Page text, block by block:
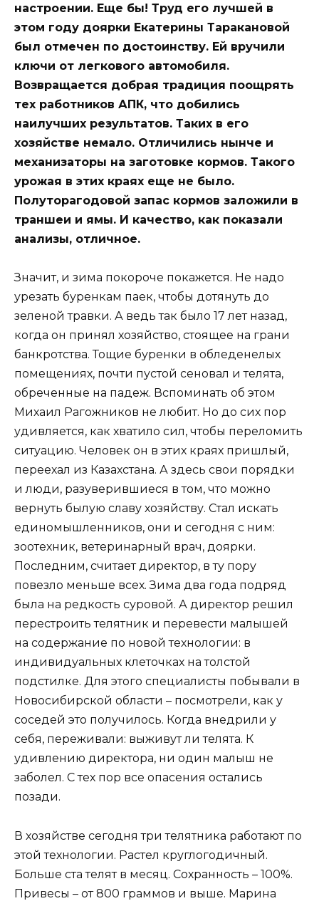
настроении. Еще бы! Труд его лучшей в
этом году доярки Екатерины Таракановой
был отмечен по достоинству. Ей вручили
ключи от легкового автомобиля.
Возвращается добрая традиция поощрять
тех работников АПК, что добились
наилучших результатов. Таких в его
хозяйстве немало. Отличились нынче и
механизаторы на заготовке кормов. Такого
урожая в этих краях еще не было.
Полуторагодовой запас кормов заложили в
траншеи и ямы. И качество, как показали
анализы, отличное.
Значит, и зима покороче покажется. Не надо
урезать буренкам паек, чтобы дотянуть до
зеленой травки. А ведь так было 17 лет назад,
когда он принял хозяйство, стоящее на грани
банкротства. Тощие буренки в обледенелых
помещениях, почти пустой сеновал и телята,
обреченные на падеж. Вспоминать об этом
Михаил Рагожников не любит. Но до сих пор
удивляется, как хватило сил, чтобы переломить
ситуацию. Человек он в этих краях пришлый,
переехал из Казахстана. А здесь свои порядки
и люди, разуверившиеся в том, что можно
вернуть былую славу хозяйству. Стал искать
единомышленников, они и сегодня с ним:
зоотехник, ветеринарный врач, доярки.
Последним, считает директор, в ту пору
повезло меньше всех. Зима два года подряд
была на редкость суровой. А директор решил
перестроить телятник и перевести малышей
на содержание по новой технологии: в
индивидуальных клеточках на толстой
подстилке. Для этого специалисты побывали в
Новосибирской области – посмотрели, как у
соседей это получилось. Когда внедрили у
себя, переживали: выживут ли телята. К
удивлению директора, ни один малыш не
заболел. С тех пор все опасения остались
позади.
В хозяйстве сегодня три телятника работают по
этой технологии. Растел круглогодичный.
Больше ста телят в месяц. Сохранность – 100%.
Привесы – от 800 граммов и выше. Марина